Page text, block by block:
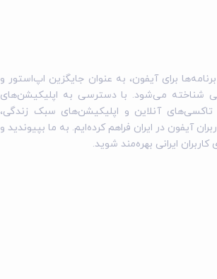
برای آیفون، به عنوان جایگزین اپ‌استور و
شناخته می‌شود. با دسترسی به اپلیکیشن‌های
تاکسی‌های آنلاین و اپلیکیشن‌های سبک زندگی،
آیفون در ایران فراهم کرده‌ایم. به ما بپیوندید و
ایرانی بهره‌مند شوید.